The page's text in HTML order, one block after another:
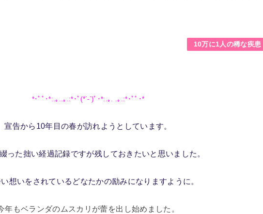
10万に1人の稀な疾患
*･ﾟﾟ･*:.｡..｡.:*･ﾟ(*´-`)ﾟ･*:.｡. .｡.:*･ﾟﾟ･*
宣告から10年目の春が訪れようとしています。
った拙い経過記録ですが残しておきたいと思いました。
想いをされている どなたかの励みになりますように。
年もベランダのムスカリが蕾を出し始めました。